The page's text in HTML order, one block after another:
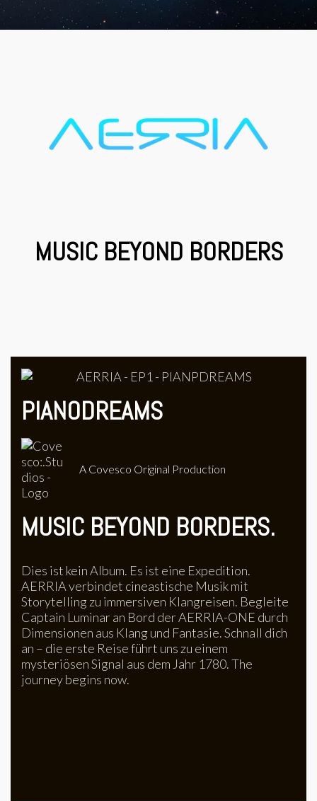
MUSIC BEYOND BORDERS
PIANODREAMS
A Covesco Original Production
MUSIC BEYOND BORDERS.
Dies ist kein Album. Es ist eine Expedition.
AERRIA verbindet cineastische Musik mit
Storytelling zu immersiven Klangreisen. Begleite
Captain Luminar an Bord der AERRIA-ONE durch
Dimensionen aus Klang und Fantasie. Schnall dich
an – die erste Reise führt uns zu einem
mysteriösen Signal aus dem Jahr 1780. The
journey begins now.